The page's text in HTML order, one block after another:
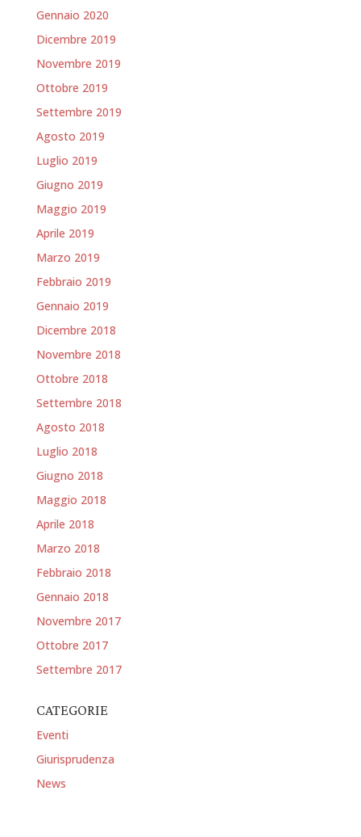
Gennaio 2020
Dicembre 2019
Novembre 2019
Ottobre 2019
Settembre 2019
Agosto 2019
Luglio 2019
Giugno 2019
Maggio 2019
Aprile 2019
Marzo 2019
Febbraio 2019
Gennaio 2019
Dicembre 2018
Novembre 2018
Ottobre 2018
Settembre 2018
Agosto 2018
Luglio 2018
Giugno 2018
Maggio 2018
Aprile 2018
Marzo 2018
Febbraio 2018
Gennaio 2018
Novembre 2017
Ottobre 2017
Settembre 2017
CATEGORIE
Eventi
Giurisprudenza
News